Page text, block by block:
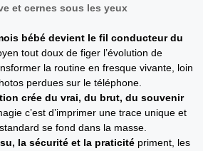
et cernes sous les yeux
bébé devient le fil conducteur du
tout doux de figer l’évolution de
la routine en fresque vivante, loin
perdues sur le téléphone.
crée du vrai, du brut, du souvenir
c’est d’imprimer une trace unique et
se fond dans la masse.
la sécurité et la praticité priment, les